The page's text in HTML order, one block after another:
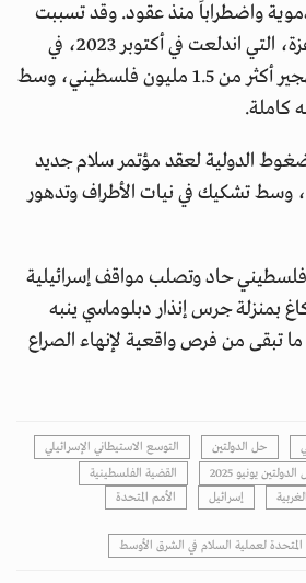
واضطراباً منذ عقود. وقد تسببت
الحرب الإسرائيلية على غزة، التي اندلعت في أكتوبر 2023، في
مقتل عشرات الآلاف وتهجير أكثر من 1.5 مليون فلسطيني، وسط
كاملة.
الدولية لعقد مؤتمر سلام جديد
وسط تشكيك في نيات الأطراف وتدهور
حاد وتصلب مواقف إسرائيلية
بمنزلة جرس إنذار دبلوماسي ينبه
ما تبقى من فرص واقعية لإنهاء الصراع
حل الدولتين
التوسع الاستيطاني الإسرائيلي
يونيو 2025
القضية الفلسطينية
إسرائيل
الأمم المتحدة
المتحدة لعملية السلام في الشرق الأوسط